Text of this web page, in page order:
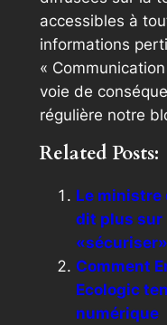
accessibles à
informations
«
voie de
régulière notre
Related Posts:
Le ministre
dit plus sur
Comment
Ecologic
numérique